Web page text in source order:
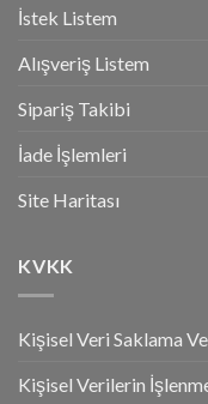
İstek Listem
Alışveriş Listem
Sipariş Takibi
İade İşlemleri
Site Haritası
KVKK
Kişisel Veri Saklama
Kişisel Verilerin